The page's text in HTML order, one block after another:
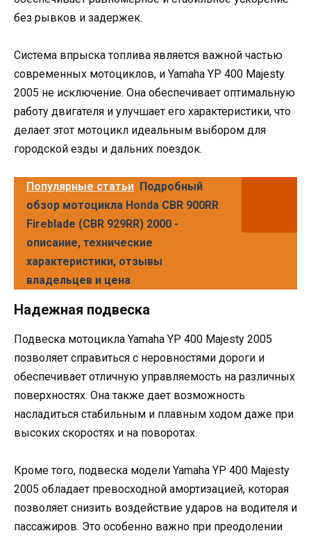
без рывков и задержек.
Система впрыска топлива является важной частью
современных мотоциклов, и Yamaha YP 400 Majesty
2005 не исключение. Она обеспечивает оптимальную
работу двигателя и улучшает его характеристики, что
делает этот мотоцикл идеальным выбором для
городской езды и дальних поездок.
Популярные статьи Подробный
обзор мотоцикла Honda CBR 900RR
Fireblade (CBR 929RR) 2000 -
описание, технические
характеристики, отзывы
владельцев и цена
Надежная подвеска
Подвеска мотоцикла Yamaha YP 400 Majesty 2005
позволяет справиться с неровностями дороги и
обеспечивает отличную управляемость на различных
поверхностях. Она также дает возможность
насладиться стабильным и плавным ходом даже при
высоких скоростях и на поворотах.
Кроме того, подвеска модели Yamaha YP 400 Majesty
2005 обладает превосходной амортизацией, которая
позволяет снизить воздействие ударов на водителя и
пассажиров. Это особенно важно при преодолении